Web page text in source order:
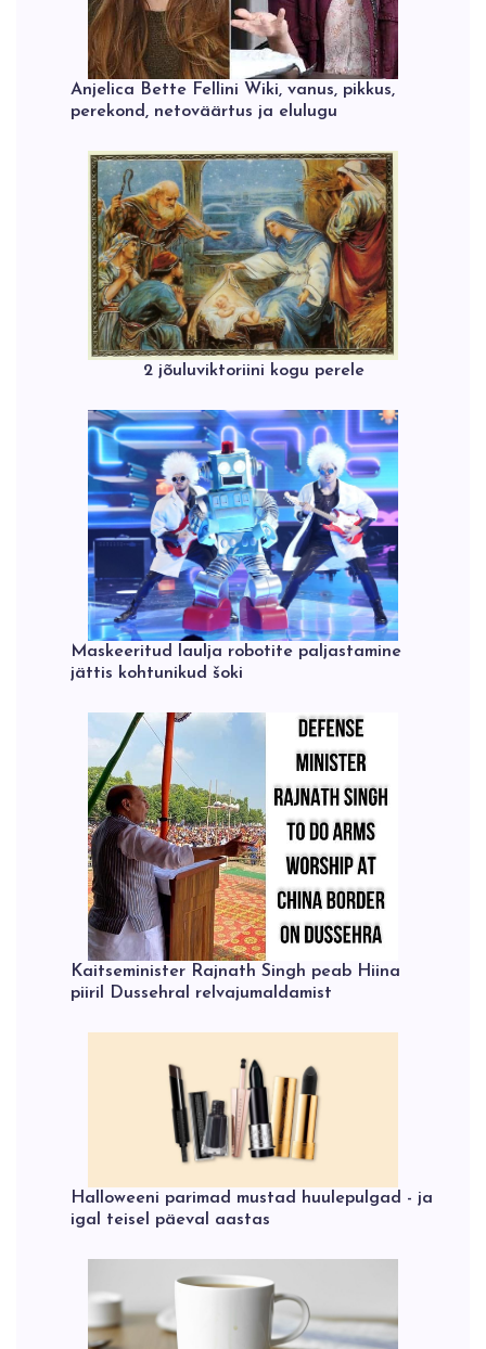
Anjelica Bette Fellini Wiki, vanus, pikkus,
perekond, netoväärtus ja elulugu
2 jõuluviktoriini kogu perele
Maskeeritud laulja robotite paljastamine
jättis kohtunikud šoki
Kaitseminister Rajnath Singh peab Hiina
piiril Dussehral relvajumaldamist
Halloweeni parimad mustad huulepulgad - ja
igal teisel päeval aastas